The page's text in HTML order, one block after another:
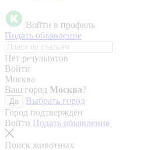
Войти в профиль
Подать объявление
Нет результатов
Войти
Москва
Ваш город Москва?
Да
Выбрать город
Город подтверждён
Войти Подать объявление
Поиск животных